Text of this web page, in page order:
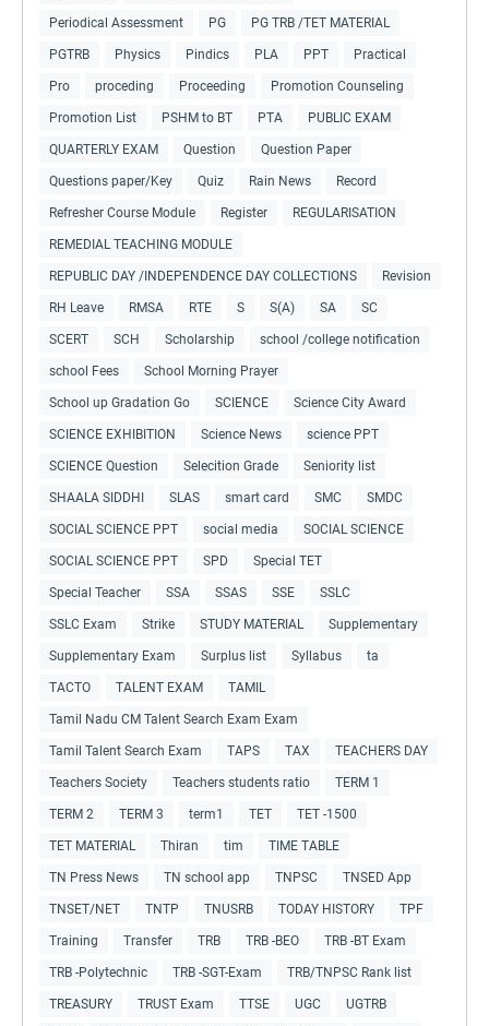
Periodical Assessment PG PG TRB /TET MATERIAL
PGTRB Physics Pindics PLA PPT Practical
Pro proceding Proceeding Promotion Counseling
Promotion List PSHM to BT PTA PUBLIC EXAM
QUARTERLY EXAM Question Question Paper
Questions paper/Key Quiz Rain News Record
Refresher Course Module Register REGULARISATION
REMEDIAL TEACHING MODULE
REPUBLIC DAY /INDEPENDENCE DAY COLLECTIONS Revision
RH Leave RMSA RTE S S(A) SA SC
SCERT SCH Scholarship school /college notification
school Fees School Morning Prayer
School up Gradation Go SCIENCE Science City Award
SCIENCE EXHIBITION Science News science PPT
SCIENCE Question Selecition Grade Seniority list
SHAALA SIDDHI SLAS smart card SMC SMDC
SOCIAL SCIENCE PPT social media SOCIAL SCIENCE
SOCIAL SCIENCE PPT SPD Special TET
Special Teacher SSA SSAS SSE SSLC
SSLC Exam Strike STUDY MATERIAL Supplementary
Supplementary Exam Surplus list Syllabus ta
TACTO TALENT EXAM TAMIL
Tamil Nadu CM Talent Search Exam Exam
Tamil Talent Search Exam TAPS TAX TEACHERS DAY
Teachers Society Teachers students ratio TERM 1
TERM 2 TERM 3 term1 TET TET -1500
TET MATERIAL Thiran tim TIME TABLE
TN Press News TN school app TNPSC TNSED App
TNSET/NET TNTP TNUSRB TODAY HISTORY TPF
Training Transfer TRB TRB -BEO TRB -BT Exam
TRB -Polytechnic TRB -SGT-Exam TRB/TNPSC Rank list
TREASURY TRUST Exam TTSE UGC UGTRB